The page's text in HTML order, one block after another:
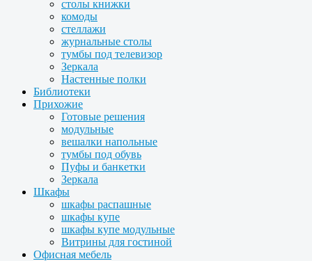
столы книжки
комоды
стеллажи
журнальные столы
тумбы под телевизор
Зеркала
Настенные полки
Библиотеки
Прихожие
Готовые решения
модульные
вешалки напольные
тумбы под обувь
Пуфы и банкетки
Зеркала
Шкафы
шкафы распашные
шкафы купе
шкафы купе модульные
Витрины для гостиной
Офисная мебель